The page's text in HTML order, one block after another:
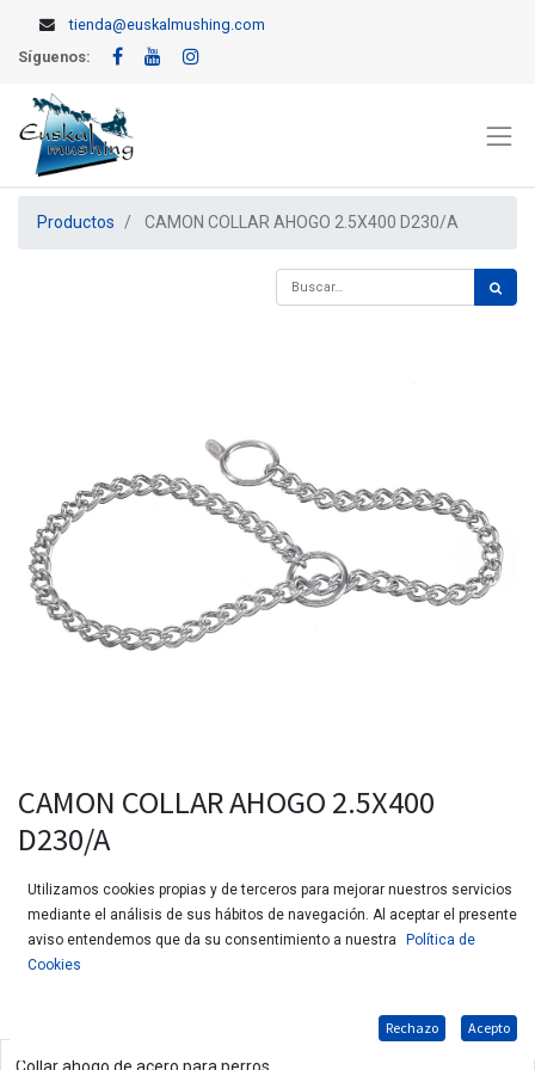
tienda@euskalmushing.com
Síguenos:
Productos CAMON COLLAR AHOGO 2.5X400 D230/A
CAMON COLLAR AHOGO 2.5X400
D230/A
Utilizamos cookies propias y de terceros para mejorar nuestros servicios
mediante el análisis de sus hábitos de navegación. Al aceptar el presente
aviso entendemos que da su consentimiento a nuestra
Política de
Cookies
Rechazo Acepto